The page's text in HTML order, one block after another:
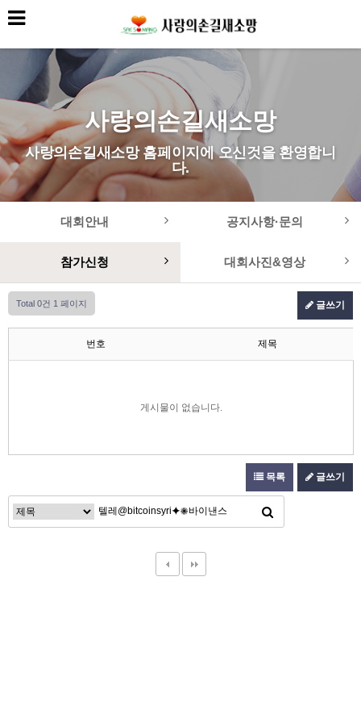
사랑의손길새소망
사랑의손길새소망 홈페이지에 오신것을 환영합니
다.
대회안내 공지사항·문의
참가신청 대회사진&영상
Total 0건 1 페이지 글쓰기
번호 제목
게시물이 없습니다.
목록 글쓰기